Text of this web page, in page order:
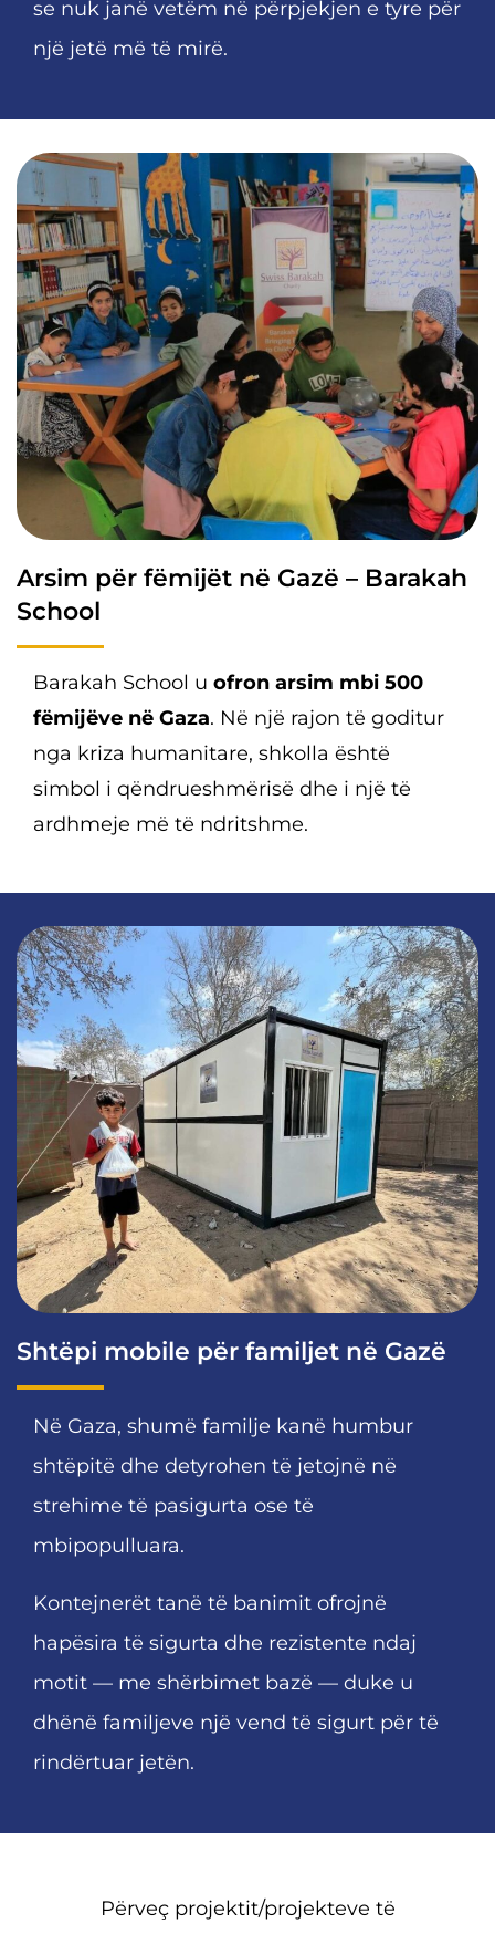
se nuk janë vetëm në përpjekjen e tyre për
një jetë më të mirë.
Arsim për fëmijët në Gazë – Barakah
School
Barakah School u ofron arsim mbi 500
fëmijëve në Gaza. Në një rajon të goditur
nga kriza humanitare, shkolla është
simbol i qëndrueshmërisë dhe i një të
ardhmeje më të ndritshme.
Shtëpi mobile për familjet në Gazë
Në Gaza, shumë familje kanë humbur
shtëpitë dhe detyrohen të jetojnë në
strehime të pasigurta ose të
mbipopulluara.
Kontejnerët tanë të banimit ofrojnë
hapësira të sigurta dhe rezistente ndaj
motit — me shërbimet bazë — duke u
dhënë familjeve një vend të sigurt për të
rindërtuar jetën.
Përveç projektit/projekteve të